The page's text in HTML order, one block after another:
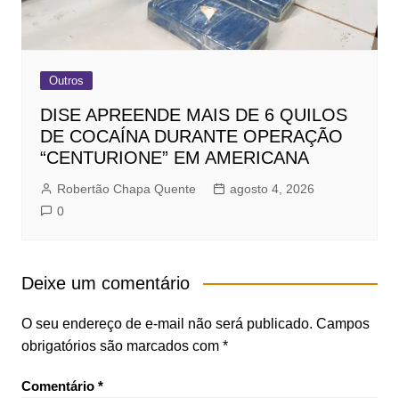
Outros
DISE APREENDE MAIS DE 6 QUILOS
DE COCAÍNA DURANTE OPERAÇÃO
“CENTURIONE” EM AMERICANA
Robertão Chapa Quente
agosto 4, 2026
0
Deixe um comentário
O seu endereço de e-mail não será publicado. Campos
obrigatórios são marcados com *
Comentário *